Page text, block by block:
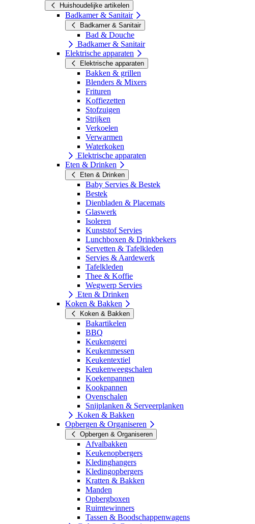
Huishoudelijke artikelen
Badkamer & Sanitair
Badkamer & Sanitair
Bad & Douche
Badkamer & Sanitair
Elektrische apparaten
Elektrische apparaten
Bakken & grillen
Blenders & Mixers
Frituren
Koffiezetten
Stofzuigen
Strijken
Verkoelen
Verwarmen
Waterkoken
Elektrische apparaten
Eten & Drinken
Eten & Drinken
Baby Servies & Bestek
Bestek
Dienbladen & Placemats
Glaswerk
Isoleren
Kunststof Servies
Lunchboxen & Drinkbekers
Servetten & Tafelkleden
Servies & Aardewerk
Tafelkleden
Thee & Koffie
Wegwerp Servies
Eten & Drinken
Koken & Bakken
Koken & Bakken
Bakartikelen
BBQ
Keukengerei
Keukenmessen
Keukentextiel
Keukenweegschalen
Koekenpannen
Kookpannen
Ovenschalen
Snijplanken & Serveerplanken
Koken & Bakken
Opbergen & Organiseren
Opbergen & Organiseren
Afvalbakken
Keukenopbergers
Kledinghangers
Kledingopbergers
Kratten & Bakken
Manden
Opbergboxen
Ruimtewinners
Tassen & Boodschappenwagens